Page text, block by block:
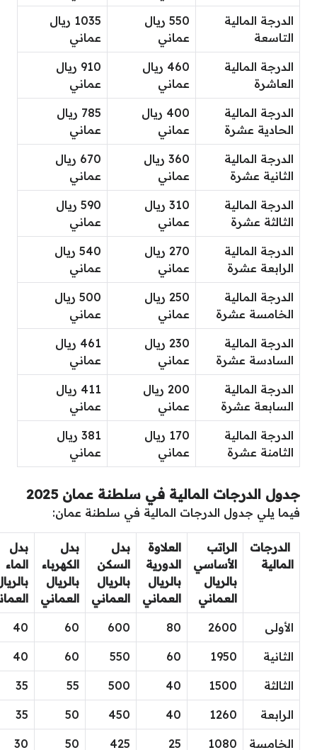
الدرجة المالية
التاسعة
550 ريال
عماني
1035 ريال
عماني
الدرجة المالية
العاشرة
460 ريال
عماني
910 ريال
عماني
الدرجة المالية
الحادية عشرة
400 ريال
عماني
785 ريال
عماني
الدرجة المالية
الثانية عشرة
360 ريال
عماني
670 ريال
عماني
الدرجة المالية
الثالثة عشرة
310 ريال
عماني
590 ريال
عماني
الدرجة المالية
الرابعة عشرة
270 ريال
عماني
540 ريال
عماني
الدرجة المالية
الخامسة عشرة
250 ريال
عماني
500 ريال
عماني
الدرجة المالية
السادسة عشرة
230 ريال
عماني
461 ريال
عماني
الدرجة المالية
السابعة عشرة
200 ريال
عماني
411 ريال
عماني
الدرجة المالية
الثامنة عشرة
170 ريال
عماني
381 ريال
عماني
جدول الدرجات المالية في سلطنة عمان 2025
فيما يلي جدول الدرجات المالية في سلطنة عمان:
الدرجات
المالية
الراتب
الأساسي
بالريال
العماني
العلاوة
الدورية
بالريال
العماني
بدل
السكن
بالريال
العماني
بدل
الكهرباء
بالريال
العماني
بدل
الماء
الأولى 2600
80
600
60
40
الثانية 1950
60
550
60
40
الثالثة 1500
40
500
55
35
الرابعة 1260
40
450
50
35
الخامسة 1080
25
425
50
30